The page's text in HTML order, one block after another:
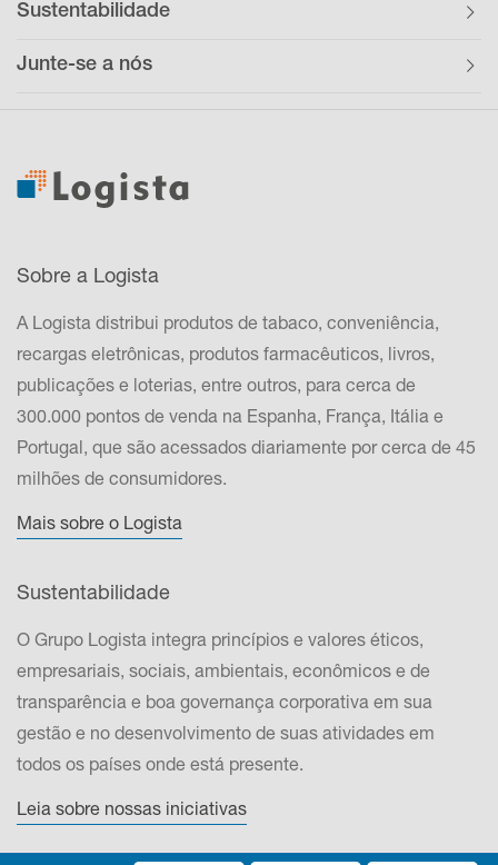
Sustentabilidade
Junte-se a nós
Sobre a Logista
A Logista distribui produtos de tabaco, conveniência,
recargas eletrônicas, produtos farmacêuticos, livros,
publicações e loterias, entre outros, para cerca de
300.000 pontos de venda na Espanha, França, Itália e
Portugal, que são acessados ​​diariamente por cerca de 45
milhões de consumidores.
Mais sobre o Logista
Sustentabilidade
O Grupo Logista integra princípios e valores éticos,
empresariais, sociais, ambientais, econômicos e de
transparência e boa governança corporativa em sua
gestão e no desenvolvimento de suas atividades em
todos os países onde está presente.
Leia sobre nossas iniciativas